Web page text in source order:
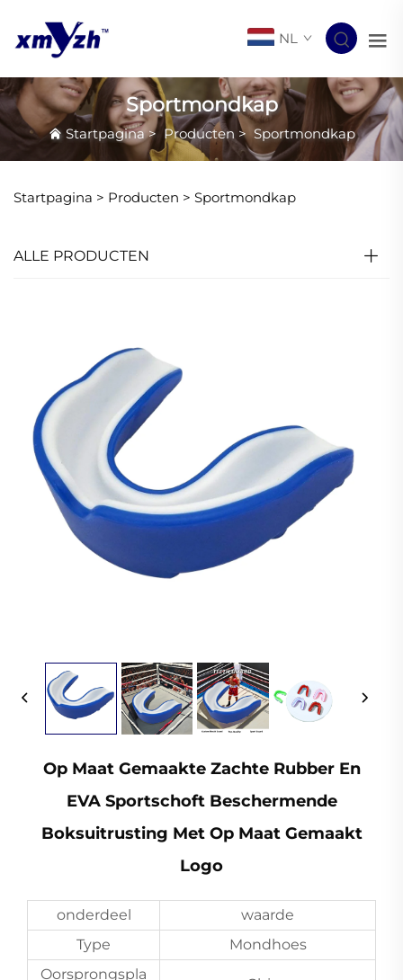
NL
Sportmondkap
Startpagina> Producten> Sportmondkap
Startpagina > Producten > Sportmondkap
ALLE PRODUCTEN
Op Maat Gemaakte Zachte Rubber En
EVA Sportschoft Beschermende
Boksuitrusting Met Op Maat Gemaakt
Logo
onderdeel
waarde
Type
Mondhoes
Oorsprongspla